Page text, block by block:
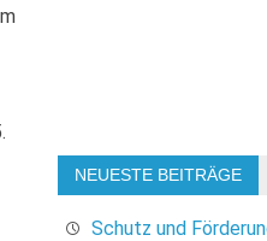
NEUESTE BEITRÄGE
Schutz und